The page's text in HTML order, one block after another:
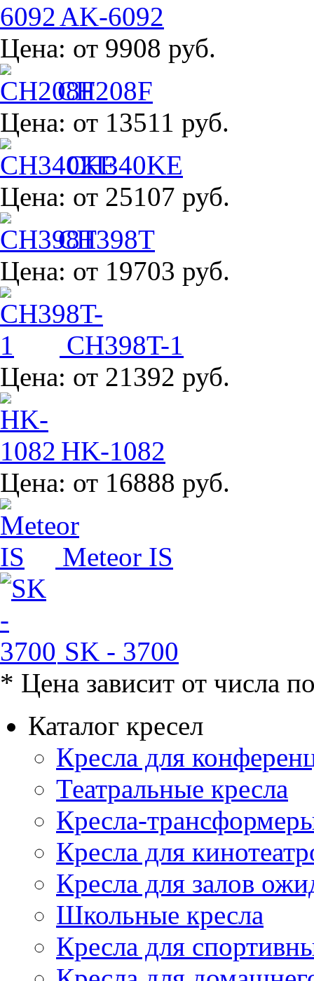
AK-6092
Цена: от 9908 руб.
CH208F
Цена: от 13511 руб.
CH340KE
Цена: от 25107 руб.
CH398T
Цена: от 19703 руб.
CH398T-1
Цена: от 21392 руб.
HK-1082
Цена: от 16888 руб.
Meteor IS
SK - 3700
* Цена зависит от числа
Каталог кресел
Кресла для
Театральные кресла
Кресла-
Кресла для
Кресла для залов
Школьные кресла
Кресла для